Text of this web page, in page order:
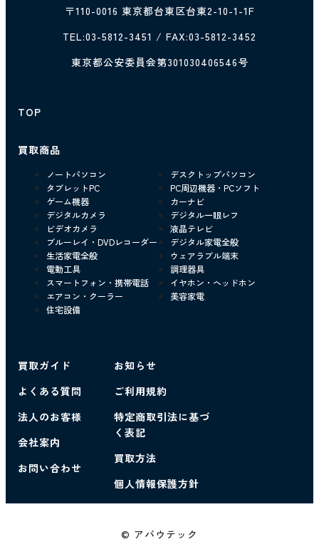
〒110-0016 東京都台東区台東2-10-1-1F
TEL:03-5812-3451 / FAX:03-5812-3452
東京都公安委員会第301030406546号
TOP
買取商品
ノートパソコン
デスクトップパソコン
タブレットPC
PC周辺機器・PCソフト
ゲーム機器
カーナビ
デジタルカメラ
デジタル一眼レフ
ビデオカメラ
液晶テレビ
ブルーレイ・DVDレコーダー
デジタル家電全般
生活家電全般
ウェアラブル端末
電動工具
調理器具
スマートフォン・携帯電話
イヤホン・ヘッドホン
エアコン・クーラー
美容家電
住宅設備
買取ガイド
よくある質問
法人のお客様
会社案内
お問い合わせ
お知らせ
ご利用規約
特定商取引法に基づ
く表記
買取方法
個人情報保護方針
© アバウテック